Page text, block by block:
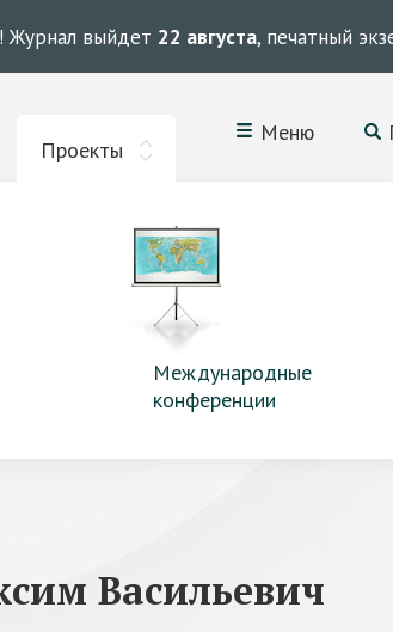
Журнал выйдет 22 августа, печатный
Проекты
Меню
Международные
конференции
Васильевич